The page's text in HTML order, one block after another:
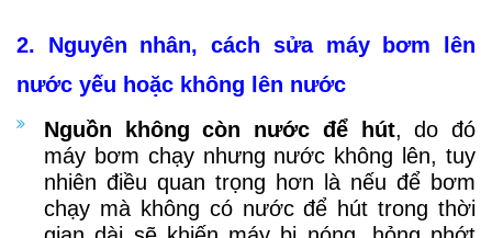
2. Nguyên nhân, cách sửa máy bơm lên
nước yếu hoặc không lên nước
Nguồn không còn nước để hút, do đó
máy bơm chạy nhưng nước không lên, tuy
nhiên điều quan trọng hơn là nếu để bơm
chạy mà không có nước để hút trong thời